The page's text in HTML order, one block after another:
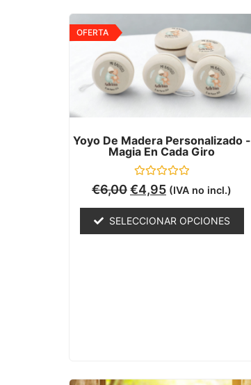
Yoyo De Madera Personalizado -
Magia En Cada Giro
Valorado
con
5
OFERTA
€6,00€4,95 (IVA no incl.)
SELECCIONAR OPCIONES